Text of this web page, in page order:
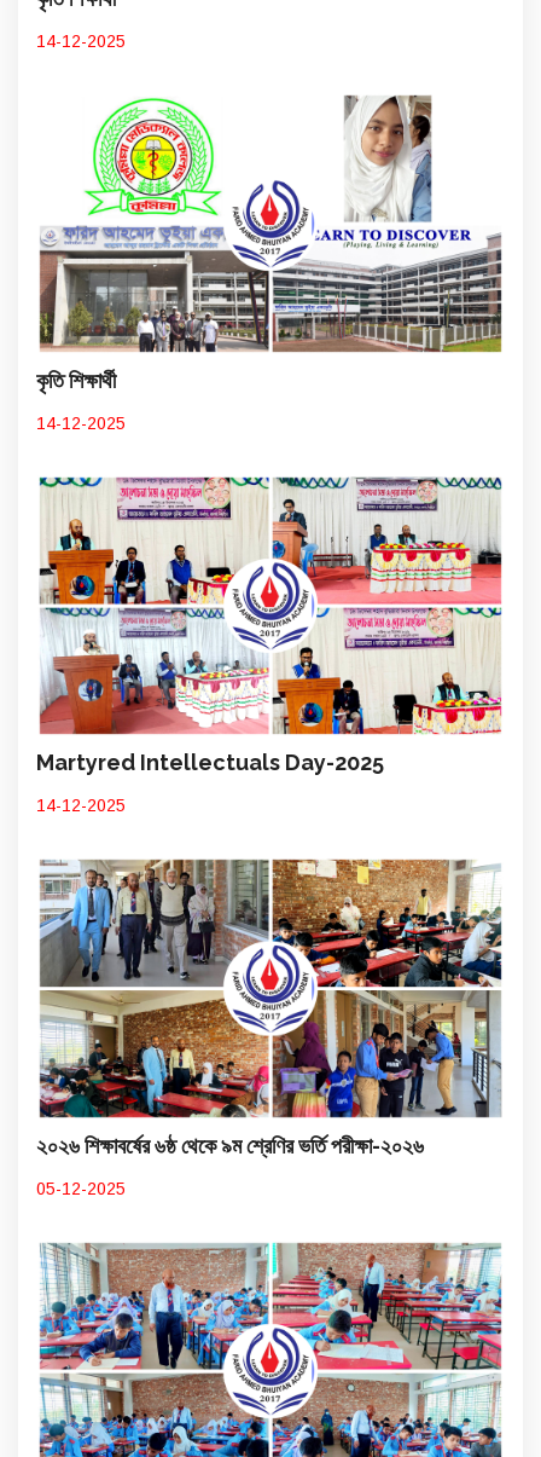
14-12-2025
কৃতি শিক্ষার্থী
14-12-2025
Martyred Intellectuals Day-2025
14-12-2025
২০২৬ শিক্ষাবর্ষের ৬ষ্ঠ থেকে ৯ম শ্রেণির ভর্তি পরীক্ষা-২০২৬
05-12-2025